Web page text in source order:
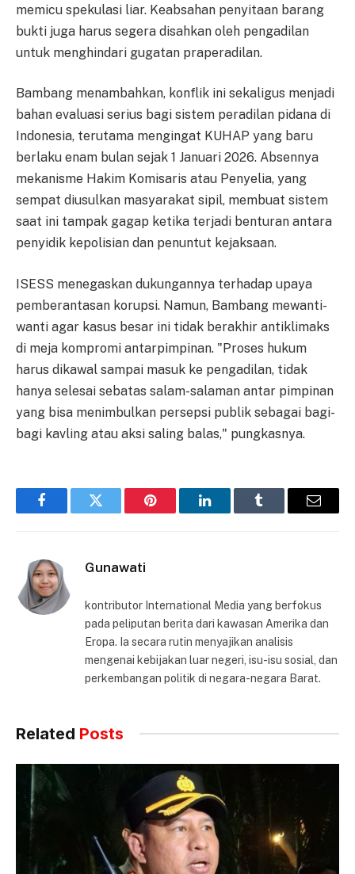
memicu spekulasi liar. Keabsahan penyitaan barang
bukti juga harus segera disahkan oleh pengadilan
untuk menghindari gugatan praperadilan.
Bambang menambahkan, konflik ini sekaligus menjadi
bahan evaluasi serius bagi sistem peradilan pidana di
Indonesia, terutama mengingat KUHAP yang baru
berlaku enam bulan sejak 1 Januari 2026. Absennya
mekanisme Hakim Komisaris atau Penyelia, yang
sempat diusulkan masyarakat sipil, membuat sistem
saat ini tampak gagap ketika terjadi benturan antara
penyidik kepolisian dan penuntut kejaksaan.
ISESS menegaskan dukungannya terhadap upaya
pemberantasan korupsi. Namun, Bambang mewanti-
wanti agar kasus besar ini tidak berakhir antiklimaks
di meja kompromi antarpimpinan. "Proses hukum
harus dikawal sampai masuk ke pengadilan, tidak
hanya selesai sebatas salam-salaman antar pimpinan
yang bisa menimbulkan persepsi publik sebagai bagi-
bagi kavling atau aksi saling balas," pungkasnya.
FacebookTwitter Pinterest LinkedInTumblr Email
Gunawati
kontributor International Media yang berfokus
pada peliputan berita dari kawasan Amerika dan
Eropa. Ia secara rutin menyajikan analisis
mengenai kebijakan luar negeri, isu-isu sosial, dan
perkembangan politik di negara-negara Barat.
Related Posts